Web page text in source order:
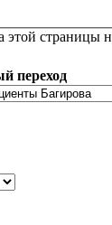
этой страницы
переход